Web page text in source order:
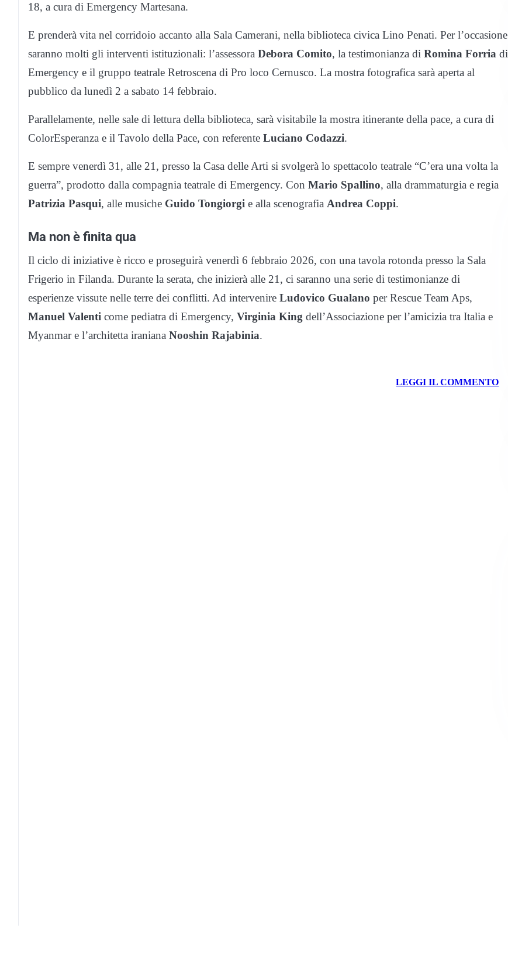
18, a cura di Emergency Martesana.
E prenderà vita nel corridoio accanto alla Sala Camerani, nella biblioteca civica Lino Penati. Per l’occasione
saranno molti gli interventi istituzionali: l’assessora Debora Comito, la testimonianza di Romina Forria di
Emergency e il gruppo teatrale Retroscena di Pro loco Cernusco. La mostra fotografica sarà aperta al
pubblico da lunedì 2 a sabato 14 febbraio.
Parallelamente, nelle sale di lettura della biblioteca, sarà visitabile la mostra itinerante della pace, a cura di
ColorEsperanza e il Tavolo della Pace, con referente Luciano Codazzi.
E sempre venerdì 31, alle 21, presso la Casa delle Arti si svolgerà lo spettacolo teatrale “C’era una volta la
guerra”, prodotto dalla compagnia teatrale di Emergency. Con Mario Spallino, alla drammaturgia e regia
Patrizia Pasqui, alle musiche Guido Tongiorgi e alla scenografia Andrea Coppi.
Ma non è finita qua
Il ciclo di iniziative è ricco e proseguirà venerdì 6 febbraio 2026, con una tavola rotonda presso la Sala
Frigerio in Filanda. Durante la serata, che inizierà alle 21, ci saranno una serie di testimonianze di
esperienze vissute nelle terre dei conflitti. Ad intervenire Ludovico Gualano per Rescue Team Aps,
Manuel Valenti come pediatra di Emergency, Virginia King dell’Associazione per l’amicizia tra Italia e
Myanmar e l’architetta iraniana Nooshin Rajabinia.
LEGGI IL COMMENTO